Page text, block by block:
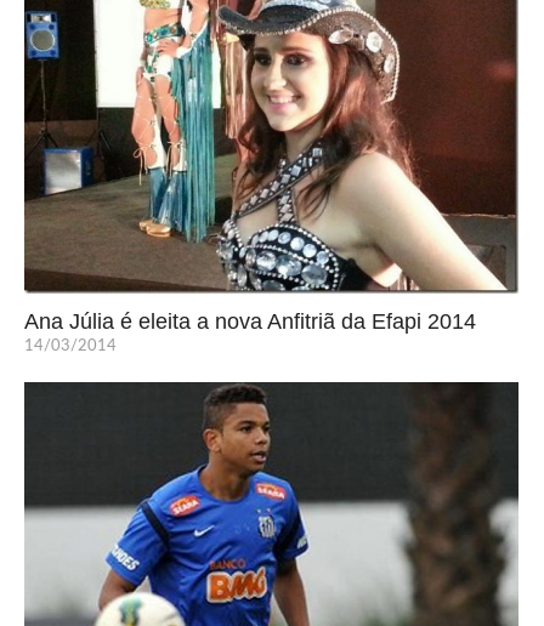
Ana Júlia é eleita a nova Anfitriã da Efapi 2014
14/03/2014